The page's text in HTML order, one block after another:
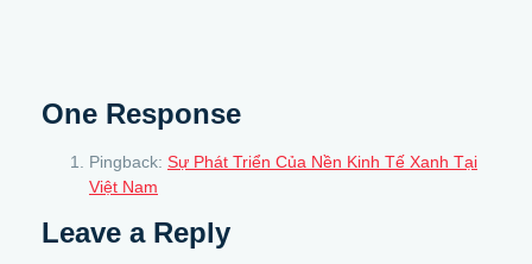
One Response
Pingback: Sự Phát Triển Của Nền Kinh Tế Xanh Tại
Việt Nam
Leave a Reply